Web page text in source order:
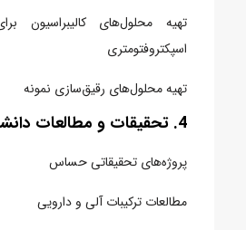
تهیه محلول‌های کالیبراسیون
اسپکتروفتومتری
تهیه محلول‌های رقیق‌سازی نمونه
4. تحقیقات و مطالعات دانشگاهی
پروژه‌های تحقیقاتی حساس
مطالعات ترکیبات آلی و دارویی